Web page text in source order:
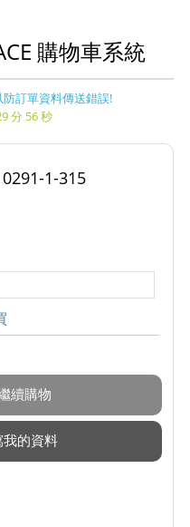
購物車系統
訂單資料傳送錯誤!
分 56 秒
1-315